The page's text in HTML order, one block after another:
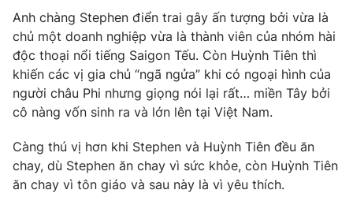
Góc doanh nghiệp
Truyền hình
Phim VTV
Hậu trường
Nhân vật
Khán giả
Giải sao mai
Giải trí
Điện ảnh
Âm nhạc
Sao
Đời sống
Du lịch
Làm đẹp
Giáo dục
Anh chàng Stephen điển trai gây ấn tượng bởi vừa là
chủ một doanh nghiệp vừa là thành viên của nhóm hài
độc thoại nổi tiếng Saigon Tếu. Còn Huỳnh Tiên thì
khiến các vị gia chủ “ngã ngửa” khi có ngoại hình của
người châu Phi nhưng giọng nói lại rất… miền Tây bởi
cô nàng vốn sinh ra và lớn lên tại Việt Nam.
Càng thú vị hơn khi Stephen và Huỳnh Tiên đều ăn
chay, dù Stephen ăn chay vì sức khỏe, còn Huỳnh Tiên
ăn chay vì tôn giáo và sau này là vì yêu thích.